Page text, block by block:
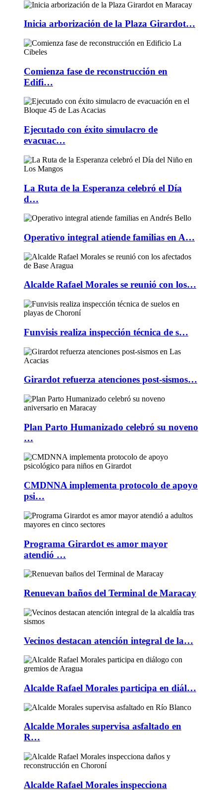
Inicia arborización de la Plaza Girardot…
Comienza fase de reconstrucción en
Edifi…
Ejecutado con éxito simulacro de
evacuac…
La Ruta de la Esperanza celebró el Día
d…
Operativo integral atiende familias en A…
Alcalde Rafael Morales se reunió con los…
Funvisis realiza inspección técnica de s…
Girardot refuerza atenciones post-sismos…
Plan Parto Humanizado celebró su noveno
…
CMDNNA implementa protocolo de apoyo
psi…
Programa Girardot es amor mayor
atendió …
Renuevan baños del Terminal de Maracay
Vecinos destacan atención integral de la…
Alcalde Rafael Morales participa en diál…
Alcalde Morales supervisa asfaltado en
R…
Alcalde Rafael Morales inspecciona